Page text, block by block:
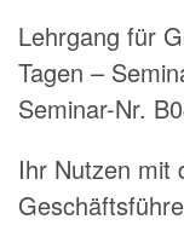
Lehrgang für
Tagen –
Seminar-Nr.
Ihr Nutzen mit